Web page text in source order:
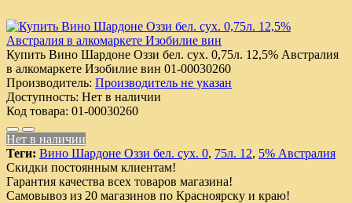
Купить Вино Шардоне Оззи бел. сух. 0,75л. 12,5% Австралия
в алкомаркете Изобилие вин 01-00030260
Производитель: Производитель не указан
Доступность: Нет в наличии
Код товара: 01-00030260
Нет в наличии
Теги: Вино Шардоне Оззи бел. сух. 0, 75л. 12, 5% Австралия
Скидки постоянным клиентам!
Гарантия качества всех товаров магазина!
Самовывоз из 20 магазинов по Красноярску и краю!